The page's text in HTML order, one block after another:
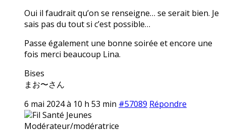
Oui il faudrait qu’on se renseigne… se serait bien. Je
sais pas du tout si c’est possible…
Passe également une bonne soirée et encore une
fois merci beaucoup Lina.
Bises
まお〜さん
6 mai 2024 à 10 h 53 min #57089 Répondre
Fil Santé Jeunes
Modérateur/modératrice